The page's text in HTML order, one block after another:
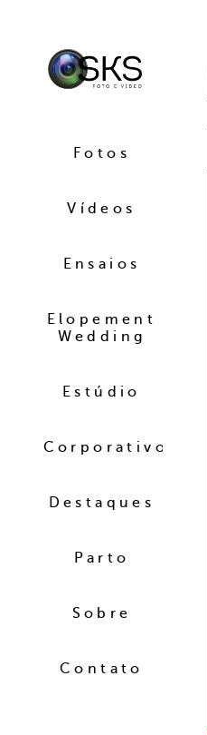
Fotos
Vídeos
Ensaios
Elopement
Wedding
Estúdio
Corporativo
Destaques
Parto
Sobre
Contato